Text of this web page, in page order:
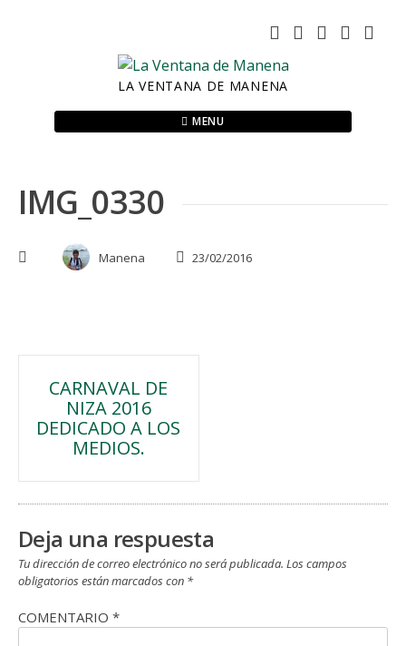
LA VENTANA DE MANENA
MENU
IMG_0330
Manena 23/02/2016
Navegación
de
entradas
CARNAVAL DE
NIZA 2016
DEDICADO A LOS
MEDIOS.
Deja una respuesta
Tu dirección de correo electrónico no será publicada. Los campos
obligatorios están marcados con *
COMENTARIO *